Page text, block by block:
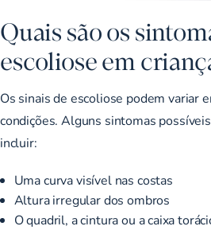
Quais são os
escoliose em
Os sinais de escoliose podem variar
condições. Alguns sintomas
incluir:
Uma curva visível nas costas
Altura irregular dos ombros
O quadril, a cintura ou a caixa